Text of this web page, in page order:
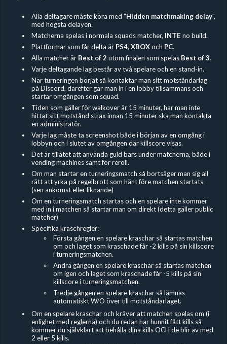
Alla deltagare måste köra med "Hidden matchmaking delay",
med högsta delayen.
Matcherna spelas i normala squads matcher, INTE no build.
Plattformar som får delta är PS4, XBOXoch PC.
Alla matcher är Best of 2 utom finalen som spelas Best of 3.
Varje deltagande lag består av två spelare och en stand-in.
När turneringen börjat så kontaktar man sitt motståndarlag
på Discord, därefter går man in i en lobby tillsammans och
startar omgången som squad.
Tiden som gäller för walkover är 15 minuter, har man inte
hittat sitt motstånd strax innan 15 minuter ska man kontakta
en administratör.
Varje lag måste ta screenshot både i början av en omgång i
lobbyn och i slutet av omgången där killscore visas.
Det är tillåtet att använda guld bars under matcherna, både i
vending machines samt för reroll.
Om man startar en turneringsmatch så bortsäger man sig all
rätt att yrka på regelbrott som hänt före matchen startats
(sen ankomst eller liknande)
Om en turneringsmatch startas och en spelare inte kommer
med in i matchen så startar man om direkt (detta gäller public
matcher)
Specifika kraschregler:
Första gången en spelare kraschar så startas matchen
om och laget som kraschade får -2 kills på sin killscore
i turneringsmatchen.
Andra gången en spelare kraschar så startas matchen
om igen och laget som kraschade får -5 kills på sin
killscore i turneringsmatchen.
Tredje gången en spelare kraschar så lämnas
automatiskt W/O över till motståndarlaget.
Om en spelare kraschar och kräver att matchen spelas om (i
enlighet med reglerna) och du redan har hunnit fått kills så
kommer du självklart att behålla dina kills OCH de blir av med
2 eller 5 kills.